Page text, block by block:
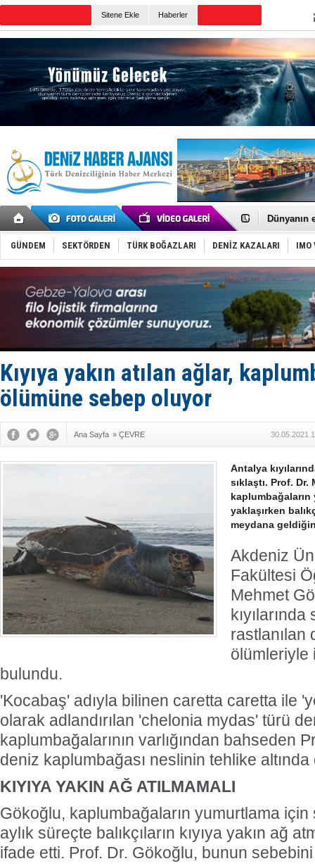
Sitene Ekle Haberler
SOCAR
Keşfedildi:
D-Marin,
Van’da
ASEAN ilk
TAYK -
İstanbul
Tersane
FESCO,
GÜNDEM SEKTÖRDEN TÜRK BOĞAZLARI DENİZ KAZALARI IMO
Kıyıya yakın atılan ağlar,
ölümüne sebep oluyor
Ana Sayfa » ÇEVRE 30.05.2021
Antalya
sıklaştı. Prof.
yaklaşırken
meydana
Akdeniz
Fakültesi
Mehmet
rastlanılan
ölümleriyle
bulundu.
'Kocabaş' adıyla bilinen caretta caretta ile
olarak adlandırılan 'chelonia mydas' türü
kaplumbağalarının varlığından bahseden
deniz kaplumbağası neslinin tehlike
KIYIYA YAKIN AĞ ATILMAMALI
Gökoğlu, kaplumbağaların yumurtlama için
aylık süreçte balıkçıların kıyıya yakın ağ
ifade etti. Prof. Dr. Gökoğlu, bunun sebebini